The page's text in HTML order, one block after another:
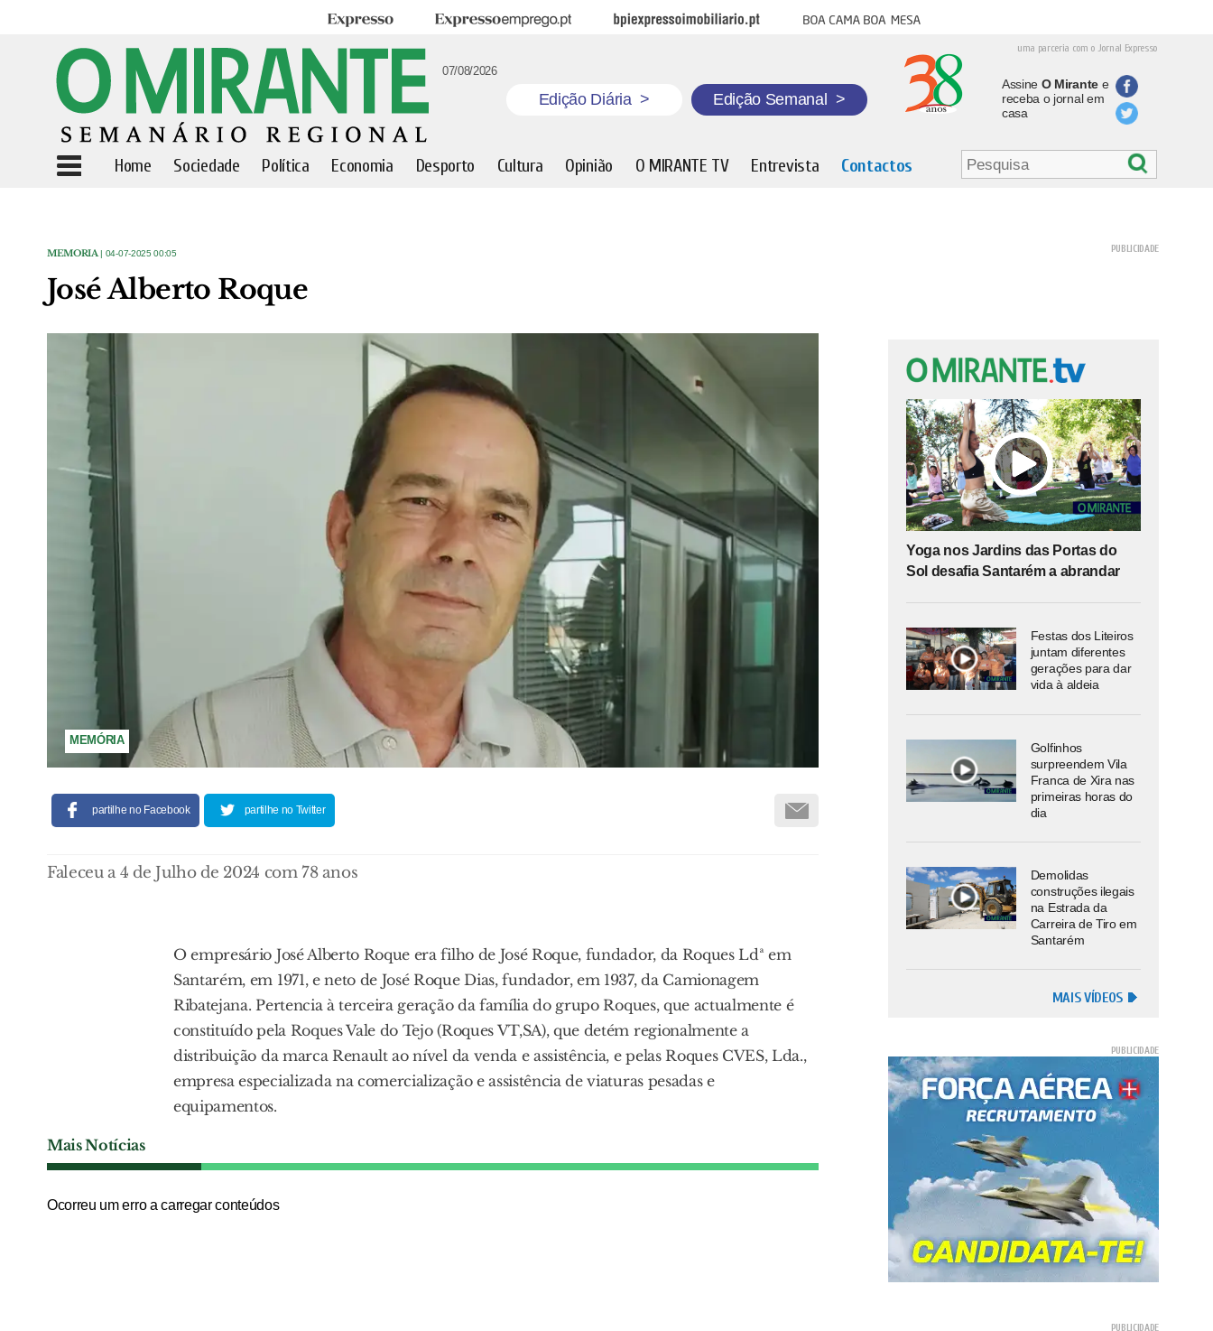
Expresso Expresso Emprego BPI Expresso Imobiliário Boa cama boa mesa
uma parceria com o Jornal Expresso
07/08/2026
Edição Diária > Edição Semanal >
Assine O Mirantee
receba o jornal em
casa
Home Sociedade Política Economia Desporto Cultura Opinião O MIRANTE TV Entrevista Contactos
MEMORIA | 04-07-2025 00:05
José Alberto Roque
MEMÓRIA
partilhe no Facebook partilhe no Twitter
Faleceu a 4 de Julho de 2024 com 78 anos
O empresário José Alberto Roque era filho de José Roque, fundador, da Roques Ldª em
Santarém, em 1971, e neto de José Roque Dias, fundador, em 1937, da Camionagem
Ribatejana. Pertencia à terceira geração da família do grupo Roques, que actualmente é
constituído pela Roques Vale do Tejo (Roques VT,SA), que detém regionalmente a
distribuição da marca Renault ao nível da venda e assistência, e pelas Roques CVES, Lda.,
empresa especializada na comercialização e assistência de viaturas pesadas e
equipamentos.
Mais Notícias
Ocorreu um erro a carregar conteúdos
Yoga nos Jardins das Portas do
Sol desafia Santarém a abrandar
Festas dos Liteiros
juntam diferentes
gerações para dar
vida à aldeia
Golfinhos
surpreendem Vila
Franca de Xira nas
primeiras horas do
dia
Demolidas
construções ilegais
na Estrada da
Carreira de Tiro em
Santarém
MAIS VÍDEOS